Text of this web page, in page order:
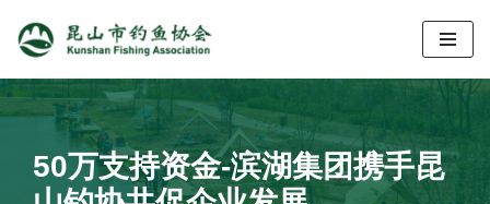
跳
正
50万支持资金-滨湖集团携手昆